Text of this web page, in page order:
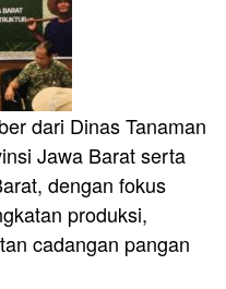
dari Dinas Tanaman
Jawa Barat serta
dengan fokus
produksi,
cadangan pangan